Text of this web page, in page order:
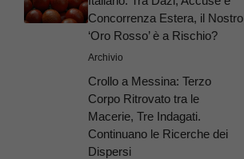
Concorrenza Estera, il Nostro
‘Oro Rosso’ è a Rischio?
Archivio
Crollo a Messina: Terzo
Corpo Ritrovato tra le
Macerie, Tre Indagati.
Continuano le Ricerche dei
Dispersi